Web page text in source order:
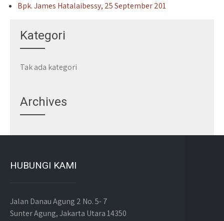
Bpk. James Hatalaibessy, 25 September 201
Kategori
Tak ada kategori
Archives
HUBUNGI KAMI
Jalan Danau Agung 2 No. 5- 7
Sunter Agung, Jakarta Utara 14350